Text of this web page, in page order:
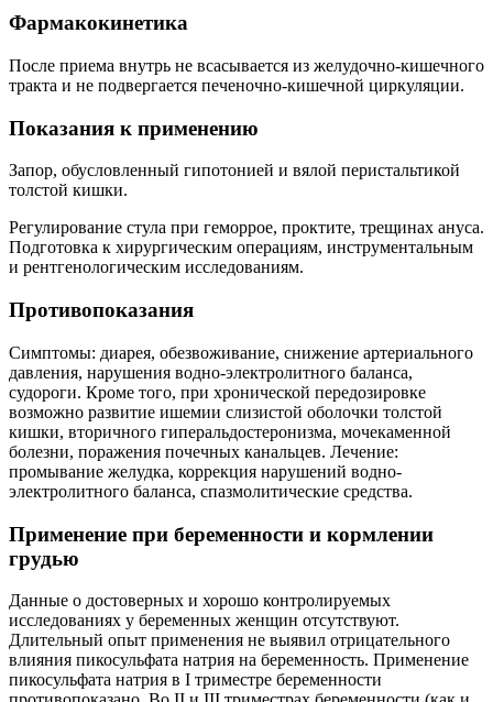
Фармакокинетика
После приема внутрь не всасывается из желудочно-кишечного
тракта и не подвергается печеночно-кишечной циркуляции.
Показания к применению
Запор, обусловленный гипотонией и вялой перистальтикой
толстой кишки.
Регулирование стула при геморрое, проктите, трещинах ануса.
Подготовка к хирургическим операциям, инструментальным
и рентгенологическим исследованиям.
Противопоказания
Симптомы: диарея, обезвоживание, снижение артериального
давления, нарушения водно-электролитного баланса,
судороги. Кроме того, при хронической передозировке
возможно развитие ишемии слизистой оболочки толстой
кишки, вторичного гиперальдостеронизма, мочекаменной
болезни, поражения почечных канальцев. Лечение:
промывание желудка, коррекция нарушений водно-
электролитного баланса, спазмолитические средства.
Применение при беременности и кормлении
грудью
Данные о достоверных и хорошо контролируемых
исследованиях у беременных женщин отсутствуют.
Длительный опыт применения не выявил отрицательного
влияния пикосульфата натрия на беременность. Применение
пикосульфата натрия в I триместре беременности